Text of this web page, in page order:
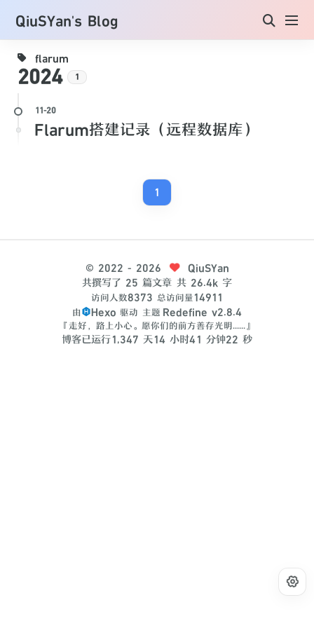
QiuSYan's Blog
flarum
2024 1
Flarum搭建记录（远程数据库）
1
© 2022 - 2026
QiuSYan
共撰写了 25 篇文章 共 26.4k 字
访问人数8373 总访问量14911
由 Hexo 驱动 主题 Redefine v2.8.4
『走好，路上小心。愿你们的前方善存光明......』
博客已运行1,347 天14 小时41 分钟22 秒